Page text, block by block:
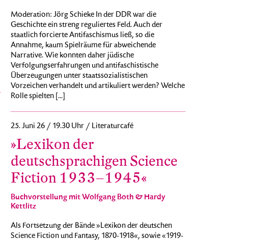
Moderation: Jörg Schieke In der DDR war die
Geschichte ein streng reguliertes Feld. Auch der
staatlich forcierte Antifaschismus ließ, so die
Annahme, kaum Spielräume für abweichende
Narrative. Wie konnten daher jüdische
Verfolgungserfahrungen und antifaschistische
Überzeugungen unter staatssozialistischen
Vorzeichen verhandelt und artikuliert werden? Welche
Rolle spielten [...]
25. Juni 26 / 19.30 Uhr / Literaturcafé
»Lexikon der
deutschsprachigen Science
Fiction 1933–1945«
Buchvorstellung mit Wolfgang Both & Hardy
Kettlitz
Als Fortsetzung der Bände »Lexikon der deutschen
Science Fiction und Fantasy, 1870-1918«, sowie «1919-